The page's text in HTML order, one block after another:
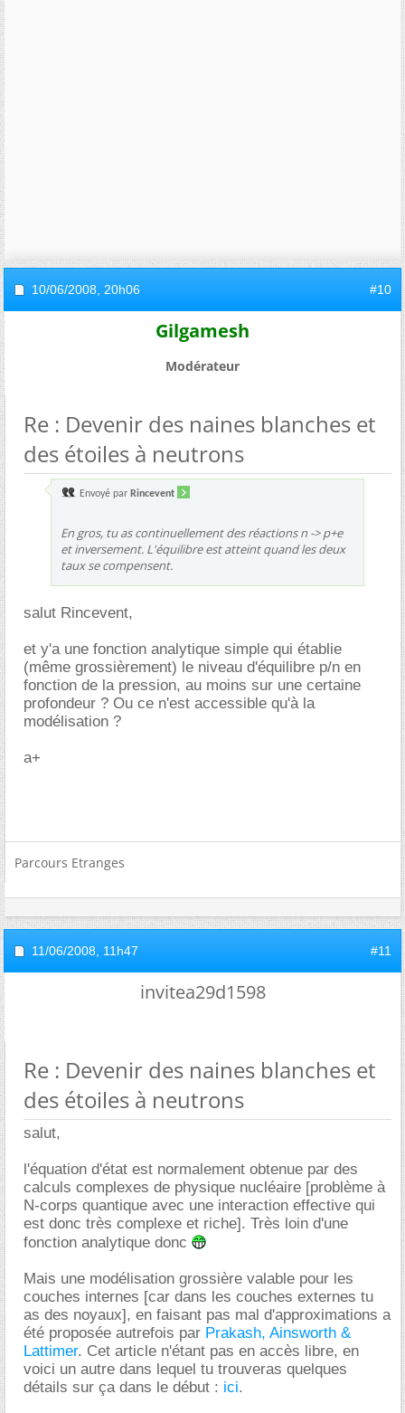
10/06/2008, 20h06 #10
Gilgamesh
Modérateur
Re : Devenir des naines blanches et
des étoiles à neutrons
Envoyé par Rincevent
En gros, tu as continuellement des réactions n -> p+e
et inversement. L'équilibre est atteint quand les deux
taux se compensent.
salut Rincevent,
et y'a une fonction analytique simple qui établie
(même grossièrement) le niveau d'équilibre p/n en
fonction de la pression, au moins sur une certaine
profondeur ? Ou ce n'est accessible qu'à la
modélisation ?
a+
Parcours Etranges
11/06/2008, 11h47 #11
invitea29d1598
Re : Devenir des naines blanches et
des étoiles à neutrons
salut,
l'équation d'état est normalement obtenue par des
calculs complexes de physique nucléaire [problème à
N-corps quantique avec une interaction effective qui
est donc très complexe et riche]. Très loin d'une
fonction analytique donc
Mais une modélisation grossière valable pour les
couches internes [car dans les couches externes tu
as des noyaux], en faisant pas mal d'approximations a
été proposée autrefois par Prakash, Ainsworth &
Lattimer. Cet article n'étant pas en accès libre, en
voici un autre dans lequel tu trouveras quelques
détails sur ça dans le début : ici.